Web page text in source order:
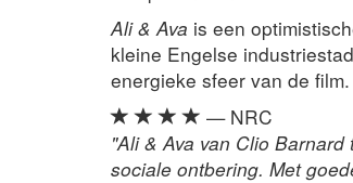
Ali & Ava is een
kleine Engelse
energieke sfeer van de
— NRC
"Ali & Ava van Clio
sociale ontbering. Met